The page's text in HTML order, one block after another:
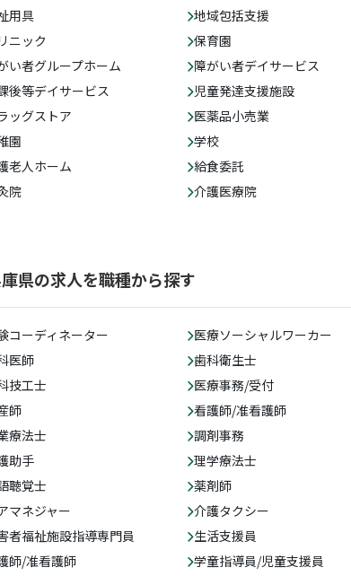
用具
地域包括支援
ニック
保育園
い者グループホーム
障がい者デイサービス
後等デイサービス
児童発達支援施設
ッグストア
医薬品小売業
園
学校
老人ホーム
給食委託
院
介護医療院
県の求人を職種から探す
コーディネーター 医療ソーシャルワーカー
医師
歯科衛生士
技工士
医療事務/受付
師
看護師/准看護師
療法士
調剤事務
助手
理学療法士
聴覚士
薬剤師
マネジャー
介護タクシー
者福祉施設指導専門員
生活支援員
師/准看護師
学童指導員/児童支援員